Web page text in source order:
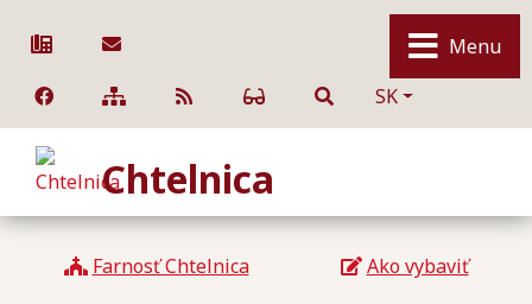
033/779 41 25starosta@chtelnica.sk
FacebookMapa webu
RSS Verzia pre seniorov
SKSlovensky
Chtelnica
Menu
​ Farnosť Chtelnica
Ako vybaviť